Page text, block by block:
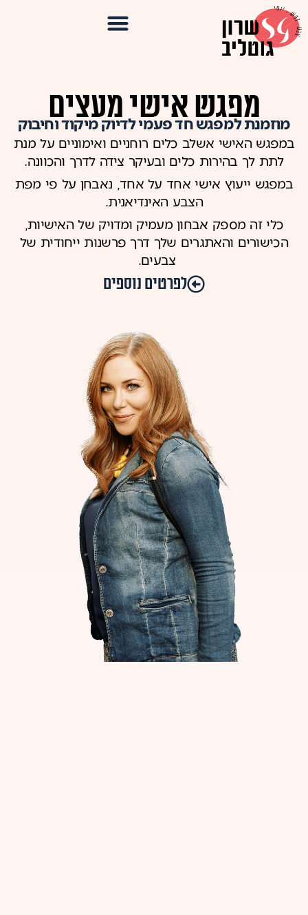
מפגש אישי מעצים
מוזמנת למפגש חד פעמי לדיוק מיקוד וחיבוק
במפגש האישי אשלב כלים רוחניים ואימוניים על מנת
לתת לך בהירות כלים ובעיקר צידה לדרך והכוונה.
במפגש ייעוץ אישי אחד על אחד, נאבחן על פי מפת
הצבע האינדיאנית.
כלי זה מספק אבחון מעמיק ומדויק של האישיות,
הכישורים והאתגרים שלך דרך פרשנות ייחודית של
צבעים.
לפרטים נוספים